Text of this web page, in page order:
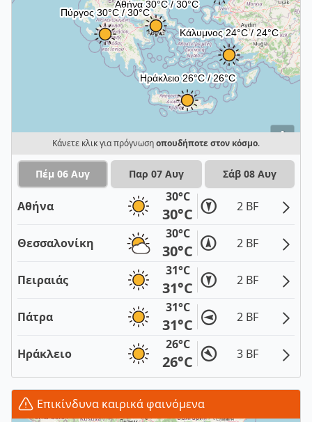
i
Κάνετε κλικ για πρόγνωσηοπουδήποτε στον κόσμο.
Πέμ 06 Αυγ Παρ 07 Αυγ Σάβ 08 Αυγ
Αθήνα
30°C
30°C 2 BF
Θεσσαλονίκη
30°C
30°C 2 BF
Πειραιάς
31°C
31°C 2 BF
Πάτρα
31°C
31°C 2 BF
Ηράκλειο
26°C
26°C 3 BF
Επικίνδυνα καιρικά φαινόμενα